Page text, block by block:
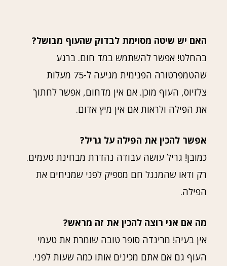
האם יש שיטה מסוימת לבדוק שהעוף מבושל?
בהחלט! אפשר להשתמש במד חום. ברגע
שהטמפרטורה הפנימית מגיעה ל-75 מעלות
צלזיוס, העוף מוכן. אם אין מדחום, אפשר לחתוך
את הפילה ולראות אם אין מיץ אדום.
אפשר להכין את הפילה על גריל?
כמובן! גריל עושה עבודה נהדרת מבחינת טעמים.
רק ודאו שהמנגל חם מספיק לפני שמניחים את
הפילה.
מה אם אני רוצה להכין את זה מראש?
אין בעיה! מרינדה סופר טובה שומרת את טעמי
העוף גם אם אתם מכינים אותו כמה שעות לפני.